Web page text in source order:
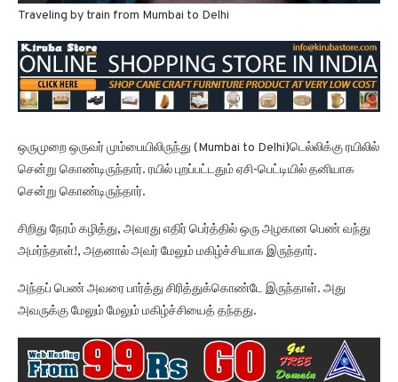
Traveling by train from Mumbai to Delhi
ஒருமுறை ஒருவர் மும்பையிலிருந்து (Mumbai to Delhi)டெல்லிக்கு ரயிலில்
சென்று கொண்டிருந்தார். ரயில் புறப்பட்டதும் ஏசி-பெட்டியில் தனியாக
சென்று கொண்டிருந்தார்.
சிறிது நேரம் கழித்து, அவரது எதிர் பெர்த்தில் ஒரு அழகான பெண் வந்து
அமர்ந்தாள்!, அதனால் அவர் மேலும் மகிழ்ச்சியாக இருந்தார்.
அந்தப் பெண் அவரை பார்த்து சிரித்துக்கொண்டே இருந்தாள். அது
அவருக்கு மேலும் மேலும் மகிழ்ச்சியைத் தந்தது.